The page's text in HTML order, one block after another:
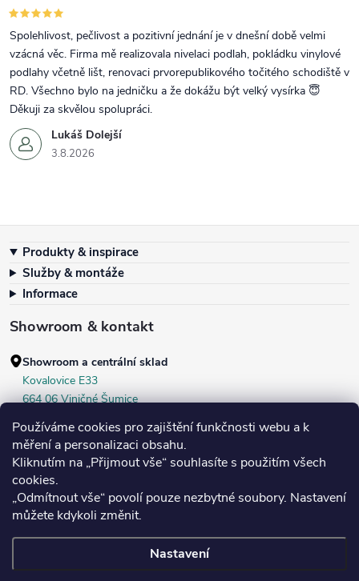
Používáme cookies pro zajištění funkčnosti webu a k
měření a personalizaci obsahu.
Kliknutím na „Přijmout vše“ souhlasíte s použitím všech
cookies.
„Odmítnout vše“ povolí pouze nezbytné soubory. Nastavení
můžete kdykoli změnit.
Nastavení
Lukáš Dolejší
3.8.2026
Spolehlivost, pečlivost a pozitivní jednání je v dnešní době velmi
vzácná věc. Firma mě realizovala nivelaci podlah, pokládku vinylové
podlahy včetně lišt, renovaci prvorepublikového točitého schodiště v
RD. Všechno bylo na jedničku a že dokážu být velký vysírka 😇
Děkuji za skvělou spolupráci.
Produkty & inspirace
Služby & montáže
Informace
Showroom & kontakt
Showroom a centrální sklad
Kovalovice E33
664 06 Viničné Šumice
+420 604 536 499
Po–Pá:7:30–16:00
Středa:
Sobota:8:00–10:00